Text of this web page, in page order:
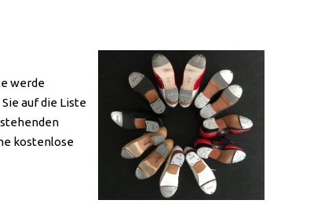
werde
auf die Liste
kostenlose